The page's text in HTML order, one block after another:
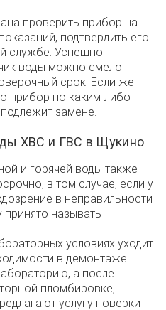
проверить прибор на
подтвердить его
службе. Успешно
воды можно смело
срок. Если же
прибор по каким-либо
замене.
ХВС и ГВС в Щукино
и горячей воды также
в том случае, если у
в неправильности
принято называть
условиях уходит
в демонтаже
а после
пломбировке,
услугу поверки